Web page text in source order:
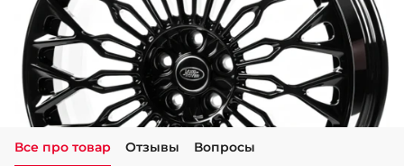
+38 (098) 911-911-0
- на Тополе
+38 (098) 911-911-4
- на Калиновой
+38 (077) 7-184-184
- Донецкое шоссе
+38 (050)-911-911-2
Все про товар Отзывы Вопросы